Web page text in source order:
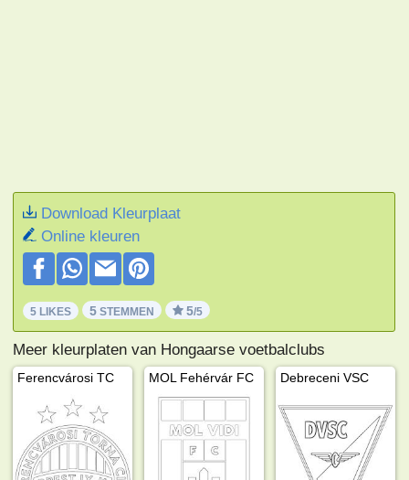
Download Kleurplaat
Online kleuren
5 LIKES 5 STEMMEN 5/5
Meer kleurplaten van Hongaarse voetbalclubs
Ferencvárosi TC MOL Fehérvár FC Debreceni VSC